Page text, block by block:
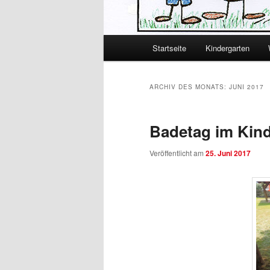
Zum primären Inhalt
Zum sekundären Inhalt
Startseite Kindergarten
ARCHIV DES MONATS: JUNI 2017
Badetag im
Veröffentlicht am 25. Juni 2017